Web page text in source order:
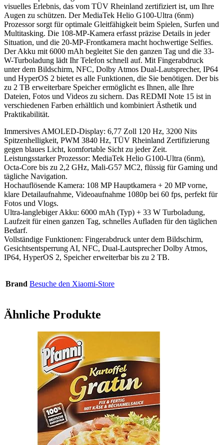
visuelles Erlebnis, das vom TÜV Rheinland zertifiziert ist, um Ihre
Augen zu schützen. Der MediaTek Helio G100-Ultra (6nm)
Prozessor sorgt für optimale Gleitfähigkeit beim Spielen, Surfen und
Multitasking. Die 108-MP-Kamera erfasst präzise Details in jeder
Situation, und die 20-MP-Frontkamera macht hochwertige Selfies.
Der Akku mit 6000 mAh begleitet Sie den ganzen Tag und die 33-
W-Turboladung lädt Ihr Telefon schnell auf. Mit Fingerabdruck
unter dem Bildschirm, NFC, Dolby Atmos Dual-Lautsprecher, IP64
und HyperOS 2 bietet es alle Funktionen, die Sie benötigen. Der bis
zu 2 TB erweiterbare Speicher ermöglicht es Ihnen, alle Ihre
Dateien, Fotos und Videos zu sichern. Das REDMI Note 15 ist in
verschiedenen Farben erhältlich und kombiniert Ästhetik und
Praktikabilität.
Immersives AMOLED-Display: 6,77 Zoll 120 Hz, 3200 Nits
Spitzenhelligkeit, PWM 3840 Hz, TÜV Rheinland Zertifizierung
gegen blaues Licht, komfortable Sicht zu jeder Zeit.
Leistungsstarker Prozessor: MediaTek Helio G100-Ultra (6nm),
Octa-Core bis zu 2,2 GHz, Mali-G57 MC2, flüssig für Gaming und
tägliche Navigation.
Hochauflösende Kamera: 108 MP Hauptkamera + 20 MP vorne,
klare Detailaufnahme, Videoaufnahme 1080p bei 60 fps, perfekt für
Fotos und Vlogs.
Ultra-langlebiger Akku: 6000 mAh (Typ) + 33 W Turboladung,
Laufzeit für einen ganzen Tag, schnelles Aufladen für den täglichen
Bedarf.
Vollständige Funktionen: Fingerabdruck unter dem Bildschirm,
Gesichtsentsperrung AI, NFC, Dual-Lautsprecher Dolby Atmos,
IP64, HyperOS 2, Speicher erweiterbar bis zu 2 TB.
Brand Besuche den Xiaomi-Store
Ähnliche Produkte